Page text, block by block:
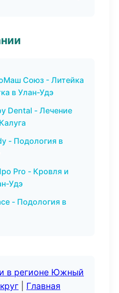
Союз - Литейка
в Улан-Удэ
Dental - Лечение
- Подология в
Pro - Кровля и
Удэ
- Подология в
в регионе Южный
Главная